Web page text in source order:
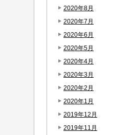
2020年8月
2020年7月
2020年6月
2020年5月
2020年4月
2020年3月
2020年2月
2020年1月
2019年12月
2019年11月